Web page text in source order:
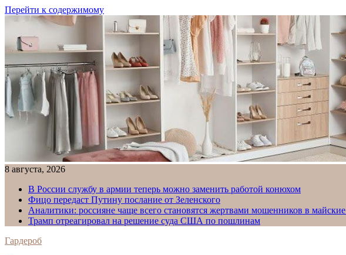
Перейти к содержимому
8 августа, 2026
В России службу в армии теперь можно заменить работой конюхом
Фицо передаст Путину послание от Зеленского
Аналитики: россияне чаще всего становятся жертвами мошенников в
Трамп отреагировал на решение суда США по пошлинам
Гардероб